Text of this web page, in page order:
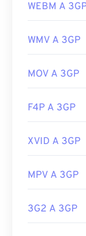
WEBM A
WMV A 3GP
MOV A 3GP
F4P A 3GP
XVID A 3GP
MPV A 3GP
3G2 A 3GP